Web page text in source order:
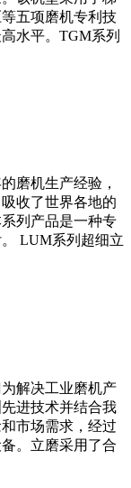
五项磨机专利技
水平。TGM系列
磨机生产经验，
收了世界各地的
列产品是一种专
LUM系列超细立
解决工业磨机产
进技术并结合我
市场需求，经过
。立磨采用了合